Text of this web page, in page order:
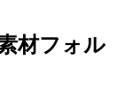
材フォル